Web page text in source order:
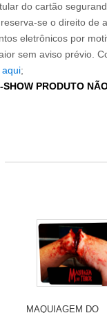
do cartão
se o direito de
eletrônicos por
sem aviso prévio.
aqui;
SHOW PRODUTO
MAQUIAGEM DO